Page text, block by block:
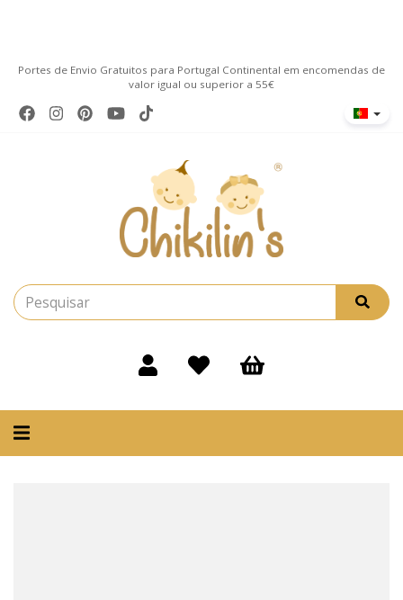
Portes de Envio Gratuitos para Portugal Continental em encomendas de
valor igual ou superior a 55€
Alternar